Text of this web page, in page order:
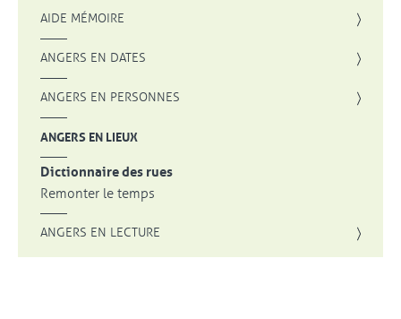
AIDE MÉMOIRE
ANGERS EN DATES
ANGERS EN PERSONNES
ANGERS EN LIEUX
Dictionnaire des rues
Remonter le temps
ANGERS EN LECTURE